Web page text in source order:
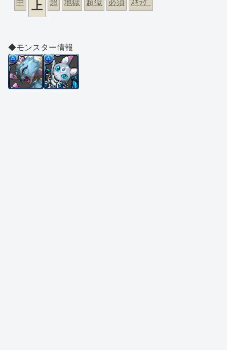
中 上 超 地獄 超獄 必須 ｽｷﾗｹﾞ
◆モンスター情報